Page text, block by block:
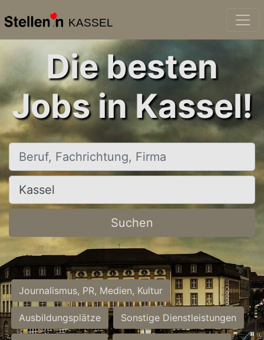
KASSEL
Die besten
Jobs in Kassel!
Beruf, Fachrichtung, Firma
Ort, Stadt
Suchen
Journalismus, PR, Medien, Kultur
Ausbildungsplätze Sonstige Dienstleistungen